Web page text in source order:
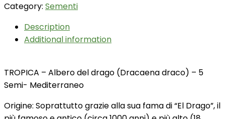
Category: Sementi
Description
Additional information
TROPICA – Albero del drago (Dracaena draco) – 5
Semi- Mediterraneo
Origine: Soprattutto grazie alla sua fama di “El Drago”, il